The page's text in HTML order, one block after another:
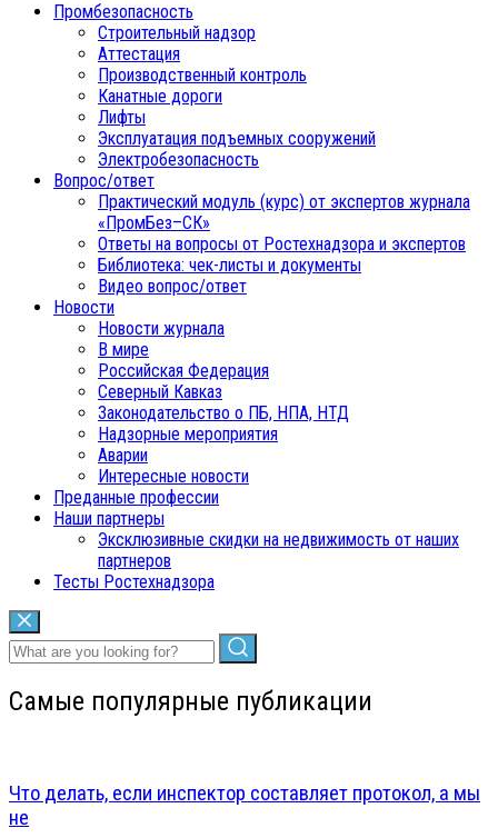
Промбезопасность
Строительный надзор
Аттестация
Производственный контроль
Канатные дороги
Лифты
Эксплуатация подъемных сооружений
Электробезопасность
Вопрос/ответ
Практический модуль (курс) от экспертов журнала
«ПромБез–СК»
Ответы на вопросы от Ростехнадзора и экспертов
Библиотека: чек-листы и документы
Видео вопрос/ответ
Новости
Новости журнала
В мире
Российская Федерация
Северный Кавказ
Законодательство о ПБ, НПА, НТД
Надзорные мероприятия
Аварии
Интересные новости
Преданные профессии
Наши партнеры
Эксклюзивные скидки на недвижимость от наших
партнеров
Тесты Ростехнадзора
Самые популярные публикации
Что делать, если инспектор составляет протокол, а мы
не